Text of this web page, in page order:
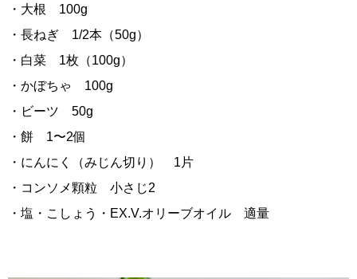
・大根 100g
・長ねぎ 1/2本（50g）
・白菜 1枚（100g）
・かぼちゃ 100g
・ビーツ 50g
・餅 1〜2個
・にんにく（みじん切り） 1片
・コンソメ顆粒 小さじ2
・塩・こしょう・EX.V.オリーブオイル 適量